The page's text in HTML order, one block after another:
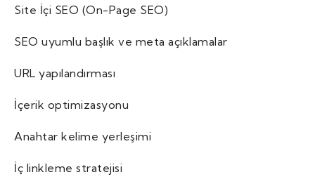
Site İçi SEO (On-Page SEO)
SEO uyumlu başlık ve meta açıklamalar
URL yapılandırması
İçerik optimizasyonu
Anahtar kelime yerleşimi
İç linkleme stratejisi